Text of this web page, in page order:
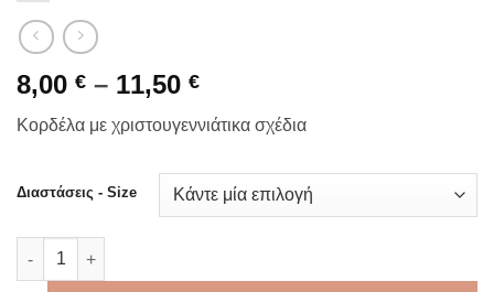
8,00 € – 11,50 €Price
range:
8,00 €
11,50 €
Κορδέλα με χριστουγεννιάτικα σχέδια
Διαστάσεις - Size
Κορδέλα με χριστουγεννιάτικα σχέδια ποσότητα